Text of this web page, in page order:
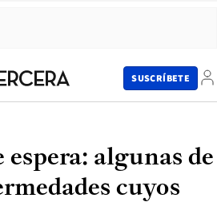
SUSCRÍBETE
espera: algunas de
cuyos